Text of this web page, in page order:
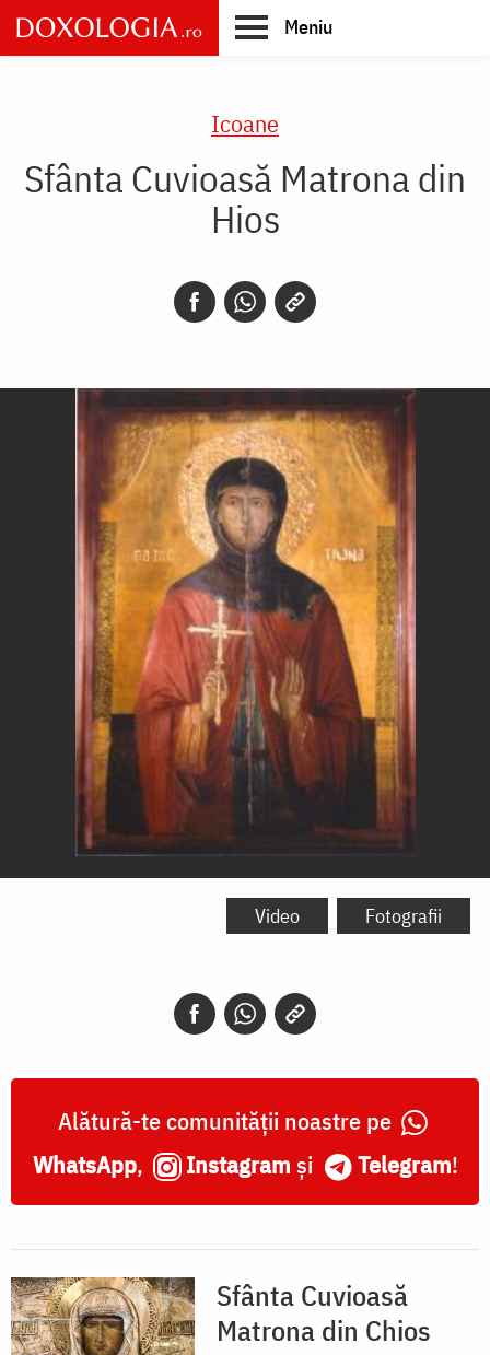
Skip
to
main
Meniu
Icoane
Sfânta Cuvioasă Matrona din
Hios
Sfânta
Video Fotografii
Alătură-te comunității noastre pe
WhatsApp, Instagram și Telegram!
Sfânta Cuvioasă
Matrona din Chios